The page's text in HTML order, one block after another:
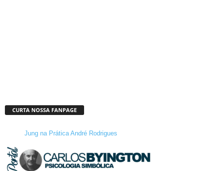
CURTA NOSSA FANPAGE
Jung na Prática André Rodrigues